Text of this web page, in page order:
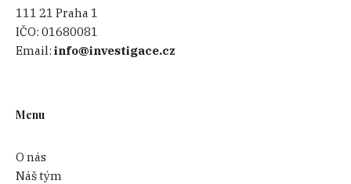
111 21 Praha 1
IČO:01680081
Email:info@investigace.cz
Menu
O nás
Náš tým